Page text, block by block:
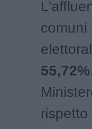
comuni
55,72%